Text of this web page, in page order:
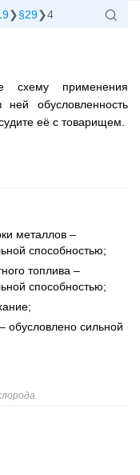
§29 4
схему применения
ней обусловленность
её с товарищем.
металлов –
способностью;
топлива –
способностью;
обусловлено сильной